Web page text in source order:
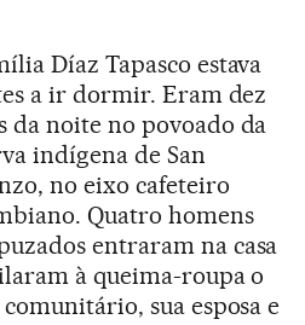
Díaz Tapasco estava
a ir dormir. Eram dez
da noite no povoado da
indígena de San
no eixo cafeteiro
Quatro homens
entraram na casa
à queima-roupa o
sua esposa e